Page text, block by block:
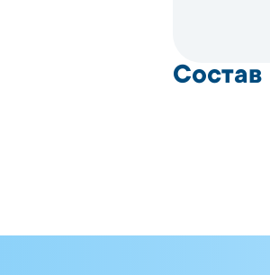
Состав